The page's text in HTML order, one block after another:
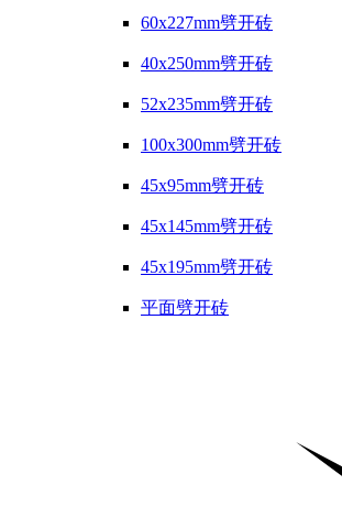
60x227mm劈开砖
40x250mm劈开砖
52x235mm劈开砖
100x300mm劈开砖
45x95mm劈开砖
45x145mm劈开砖
45x195mm劈开砖
平面劈开砖